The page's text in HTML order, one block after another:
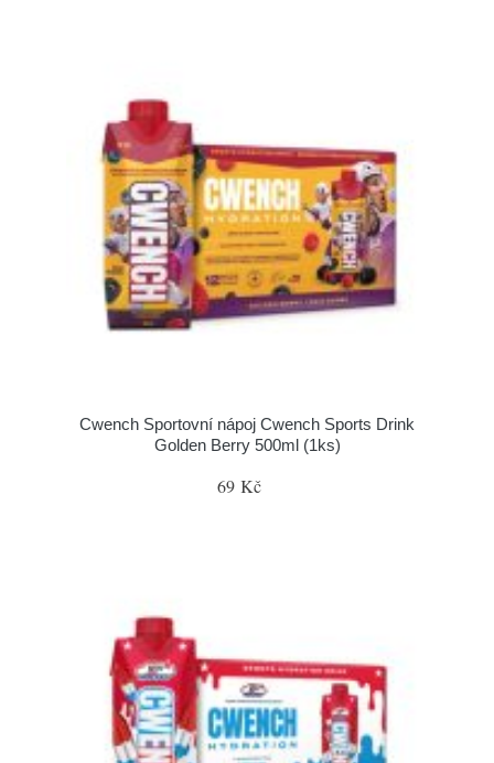
Cwench Sportovní nápoj Cwench Sports Drink
Golden Berry 500ml (1ks)
69 Kč